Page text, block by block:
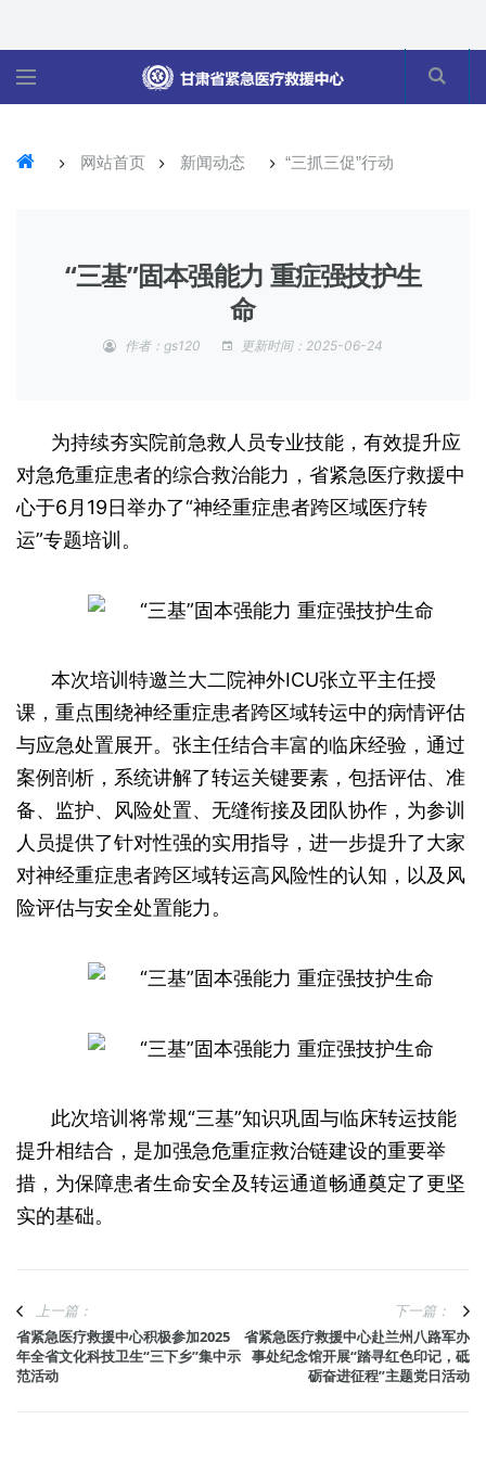
网站首页 新闻动态 “三抓三促”行动
“三基”固本强能力 重症强技护生
命
作者：gs120 更新时间：2025-06-24
为持续夯实院前急救人员专业技能，有效提升应
对急危重症患者的综合救治能力，省紧急医疗救援中
心于6月19日举办了“神经重症患者跨区域医疗转
运”专题培训。
本次培训特邀兰大二院神外ICU张立平主任授
课，重点围绕神经重症患者跨区域转运中的病情评估
与应急处置展开。张主任结合丰富的临床经验，通过
案例剖析，系统讲解了转运关键要素，包括评估、准
备、监护、风险处置、无缝衔接及团队协作，为参训
人员提供了针对性强的实用指导，进一步提升了大家
对神经重症患者跨区域转运高风险性的认知，以及风
险评估与安全处置能力。
此次培训将常规“三基”知识巩固与临床转运技能
提升相结合，是加强急危重症救治链建设的重要举
措，为保障患者生命安全及转运通道畅通奠定了更坚
实的基础。
上一篇：
省紧急医疗救援中心积极参加2025
年全省文化科技卫生“三下乡”集中示
范活动
下一篇：
省紧急医疗救援中心赴兰州八路军办
事处纪念馆开展“踏寻红色印记，砥
砺奋进征程”主题党日活动